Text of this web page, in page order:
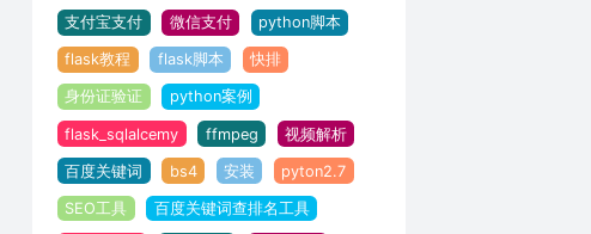
支付宝支付 微信支付 python脚本
flask教程 flask脚本 快排
身份证验证 python案例
flask_sqlalcemy ffmpeg 视频解析
百度关键词 bs4 安装 pyton2.7
SEO工具 百度关键词查排名工具